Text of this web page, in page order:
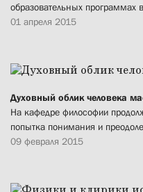
образовательных
01 апреля 2015
Духовный облик человека
На кафедре философии
попытка понимания и
09 февраля 2015